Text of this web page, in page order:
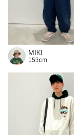
MIKI
153cm